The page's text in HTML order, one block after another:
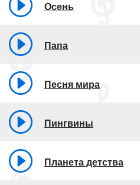
Осень
Папа
Песня мира
Пингвины
Планета детства